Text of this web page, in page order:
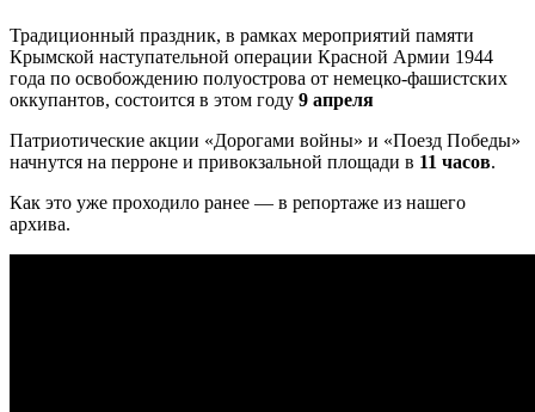
Традиционный праздник, в рамках мероприятий памяти
Крымской наступательной операции Красной Армии 1944
года по освобождению полуострова от немецко-фашистских
оккупантов, состоится в этом году 9 апреля
Патриотические акции «Дорогами войны» и «Поезд Победы»
начнутся на перроне и привокзальной площади в 11 часов.
Как это уже проходило ранее — в репортаже из нашего
архива.